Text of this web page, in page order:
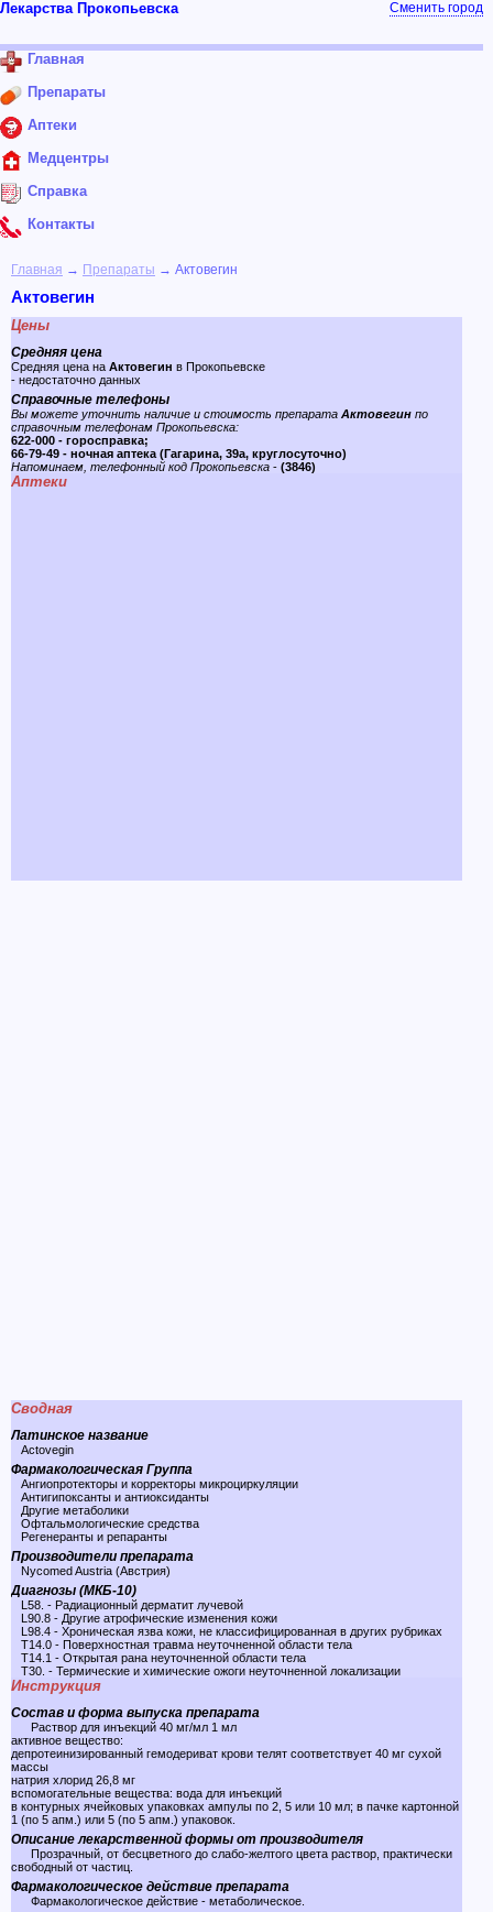
Лекарства Прокопьевска Сменить город
Главная
Препараты
Аптеки
Медцентры
Справка
Контакты
Главная → Препараты → Актовегин
Актовегин
Цены
Средняя цена
Средняя цена на Актовегин в Прокопьевске
- недостаточно данных
Справочные телефоны
Вы можете уточнить наличие и стоимость препарата Актовегин по
справочным телефонам Прокопьевска:
622-000 - горосправка;
66-79-49 - ночная аптека (Гагарина, 39а, круглосуточно)
Напоминаем, телефонный код Прокопьевска - (3846)
Аптеки
Сводная
Латинское название
Actovegin
Фармакологическая Группа
Ангиопротекторы и корректоры микроциркуляции
Антигипоксанты и антиоксиданты
Другие метаболики
Офтальмологические средства
Регенеранты и репаранты
Производители препарата
Nycomed Austria (Австрия)
Диагнозы (МКБ-10)
L58. - Радиационный дерматит лучевой
L90.8 - Другие атрофические изменения кожи
L98.4 - Хроническая язва кожи, не классифицированная в других рубриках
T14.0 - Поверхностная травма неуточненной области тела
T14.1 - Открытая рана неуточненной области тела
T30. - Термические и химические ожоги неуточненной локализации
Инструкция
Состав и форма выпуска препарата
Раствор для инъекций 40 мг/мл 1 мл
активное вещество:
депротеинизированный гемодериват крови телят соответствует 40 мг сухой
массы
натрия хлорид 26,8 мг
вспомогательные вещества: вода для инъекций
в контурных ячейковых упаковках ампулы по 2, 5 или 10 мл; в пачке картонной
1 (по 5 апм.) или 5 (по 5 апм.) упаковок.
Описание лекарственной формы от производителя
Прозрачный, от бесцветного до слабо-желтого цвета раствор, практически
свободный от частиц.
Фармакологическое действие препарата
Фармакологическое действие - метаболическое.